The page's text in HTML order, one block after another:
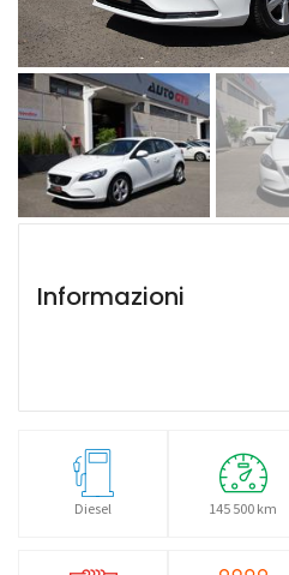
Informazioni
Diesel 145 500 km